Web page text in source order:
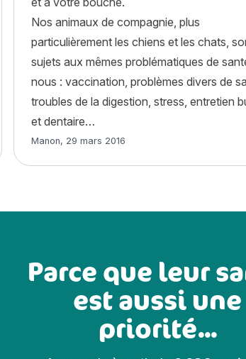
Nos animaux de compagnie, plus
particulièrement les chiens et les chats,
sujets aux mêmes problématiques de
nous : vaccination, problèmes divers de
troubles de la digestion, stress, entretien
et dentaire…
Article rédigé par
Manon, 29 mars 2016
Parce que leur
est aussi une
priorité...